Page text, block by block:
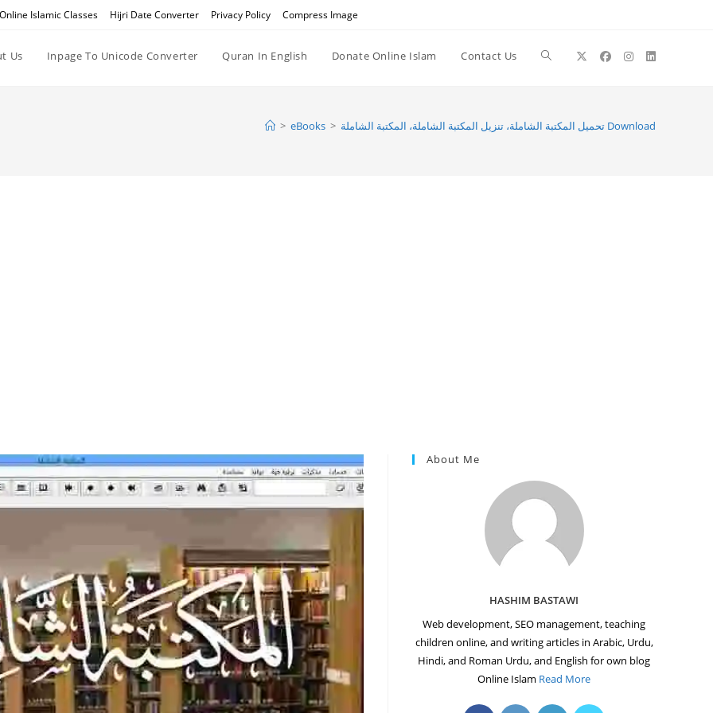
Online Islamic Classes Hijri Date Converter Privacy Policy Compress Image
Us Inpage To Unicode Converter Quran In English Donate Online Islam Contact Us Toggle
> eBooks > تحميل المكتبة الشاملة، تنزيل المكتبة الشاملة، المكتبة الشاملة Download
About Me
HASHIM BASTAWI
Web development, SEO management, teaching
children online, and writing articles in Arabic, Urdu,
Hindi, and Roman Urdu, and English for own blog
Online Islam Read More